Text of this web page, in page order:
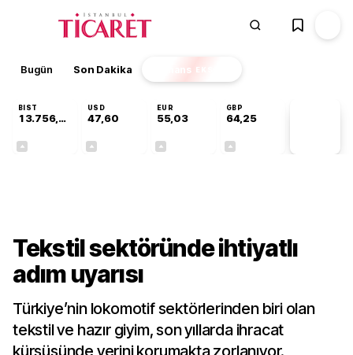
Bugün Son Dakika Finans EKSTRA
BIST
13.756,94
USD
47,60
EUR
55,03
GBP
64,25
Tekstil sektöründe ihtiyatlı
adım uyarısı
Türkiye’nin lokomotif sektörlerinden biri olan
tekstil ve hazır giyim, son yıllarda ihracat
kürsüsünde yerini korumakta zorlanıyor.